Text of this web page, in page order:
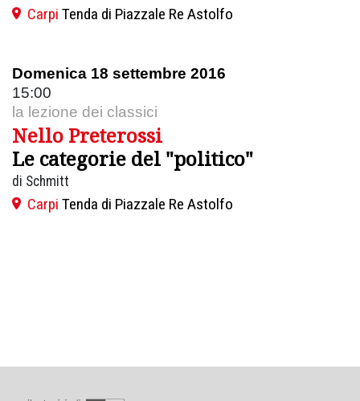
Carpi Tenda di Piazzale Re Astolfo
Domenica 18 settembre 2016
15:00
la lezione dei classici
Nello Preterossi
Le categorie del "politico"
di Schmitt
Carpi Tenda di Piazzale Re Astolfo